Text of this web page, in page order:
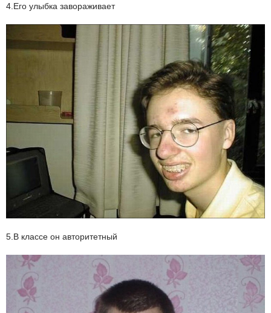
4.Его улыбка завораживает
5.В классе он авторитетный